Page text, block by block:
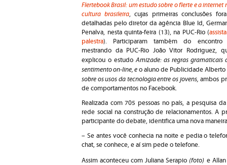
Flertebook Brasil: um estudo sobre o flerte e a internet
cultura brasileira, cujas primeiras conclusões
detalhadas pelo diretor da agência Blue Id,
Penalva, nesta quinta-feira (13), na PUC-Rio (
palestra). Participaram também do encontro
mestrando da PUC-Rio João Vitor Rodriguez,
explicou o estudoAmizade: as regras gramaticais
sentimento on-line, e o aluno de Publicidade
sobre os usos da tecnologia entre os jovens, ambos
de comportamentos no Facebook.
Realizada com 705 pessoas no país, a pesquisa
rede social na construção de relacionamentos. A
participante do debate, identifica uma nova
– Se antes você conhecia na noite e pedia o
chat, se conhece, e aí sim pede o telefone.
Assim aconteceu com Juliana Serapio (foto) e